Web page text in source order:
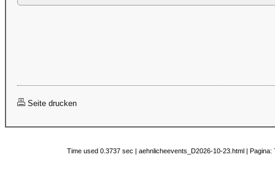
Seite drucken
Time used 0.3737 sec | aehnlicheevents_D2026-10-23.html |